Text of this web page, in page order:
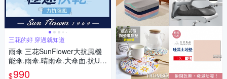
三花的好 穿過就知道
雨傘 三花SunFlower大抗風機
能傘.雨傘.晴雨傘.大傘面.抗UV
防曬_午夜藍
$990